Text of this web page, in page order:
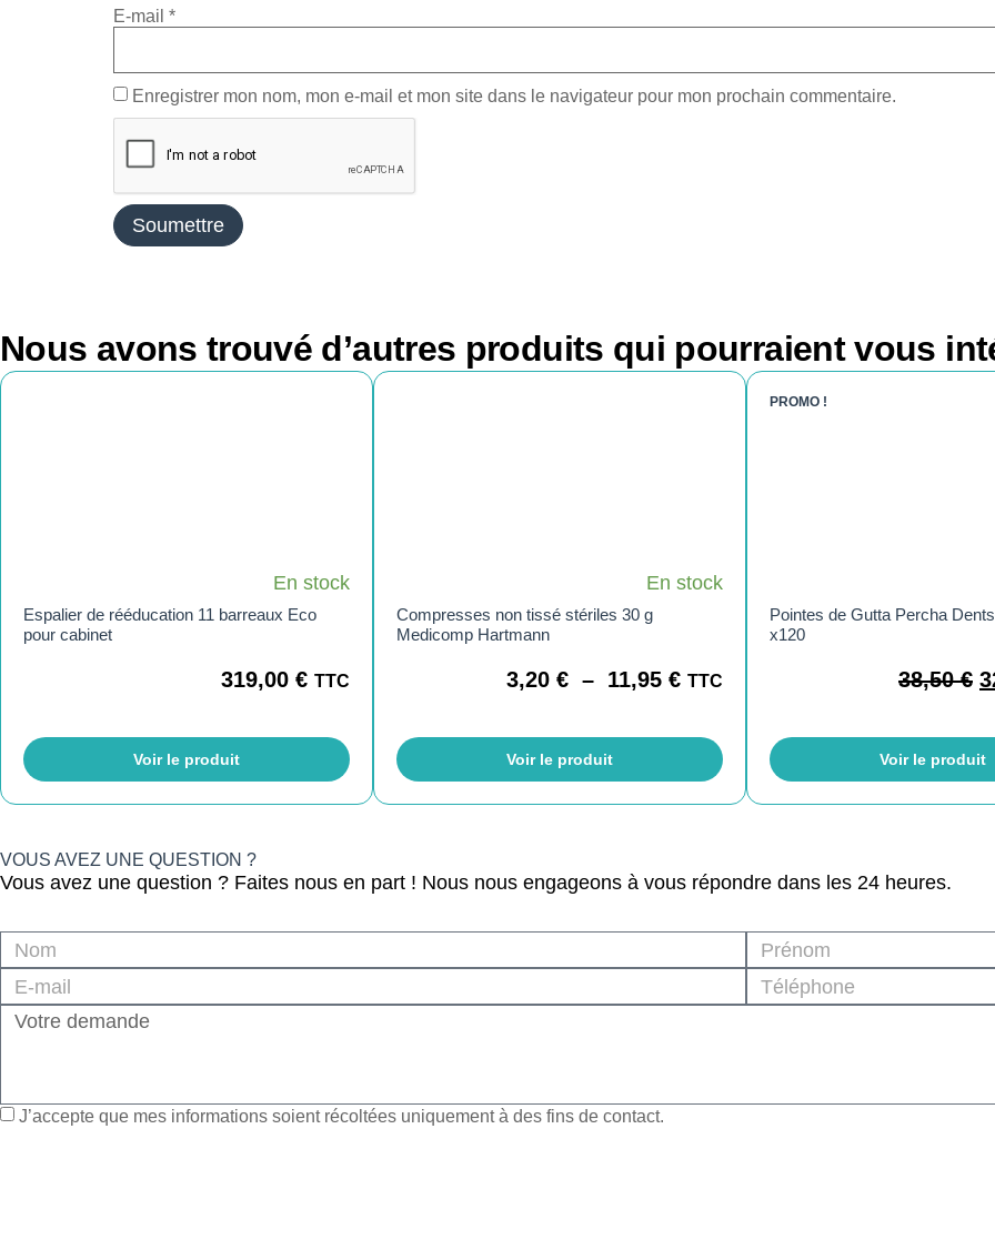
E-mail *
Enregistrer mon nom, mon e-mail et mon site dans le navigateur pour mon prochain commentaire.
Nous avons trouvé d’autres produits qui pourraient vous
En stock
Espalier de rééducation 11 barreaux Eco
pour cabinet
319,00 € TTC
Voir le produit
En stock
Compresses non tissé stériles 30 g
Medicomp Hartmann
3,20 € – 11,95 € TTC
Voir le produit
PROMO !
Pointes de Gutta Percha
x120
38,50€
Voir le produit
VOUS AVEZ UNE QUESTION ?
Vous avez une question ? Faites nous en part ! Nous nous engageons à vous répondre dans les 24 heures.
J’accepte que mes informations soient récoltées uniquement à des fins de contact.